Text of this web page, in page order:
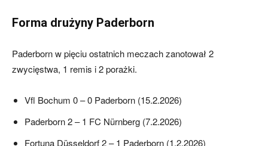
Forma drużyny Paderborn
Paderborn w pięciu ostatnich meczach zanotował 2
zwycięstwa, 1 remis i 2 porażki.
Vfl Bochum 0 – 0 Paderborn (15.2.2026)
Paderborn 2 – 1 FC Nürnberg (7.2.2026)
Fortuna Düsseldorf 2 – 1 Paderborn (1.2.2026)